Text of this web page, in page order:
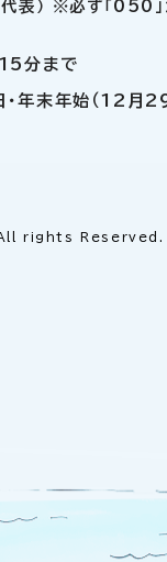
※必ず「050」か
分まで
・年末年始（12
rights Reserved.